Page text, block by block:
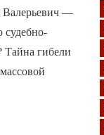
Валерьевич —
судебно-
гибели